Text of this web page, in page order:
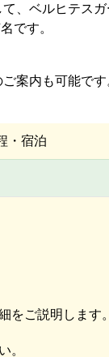
、ベルヒテス
です。
・宿泊
をご説明します。
。